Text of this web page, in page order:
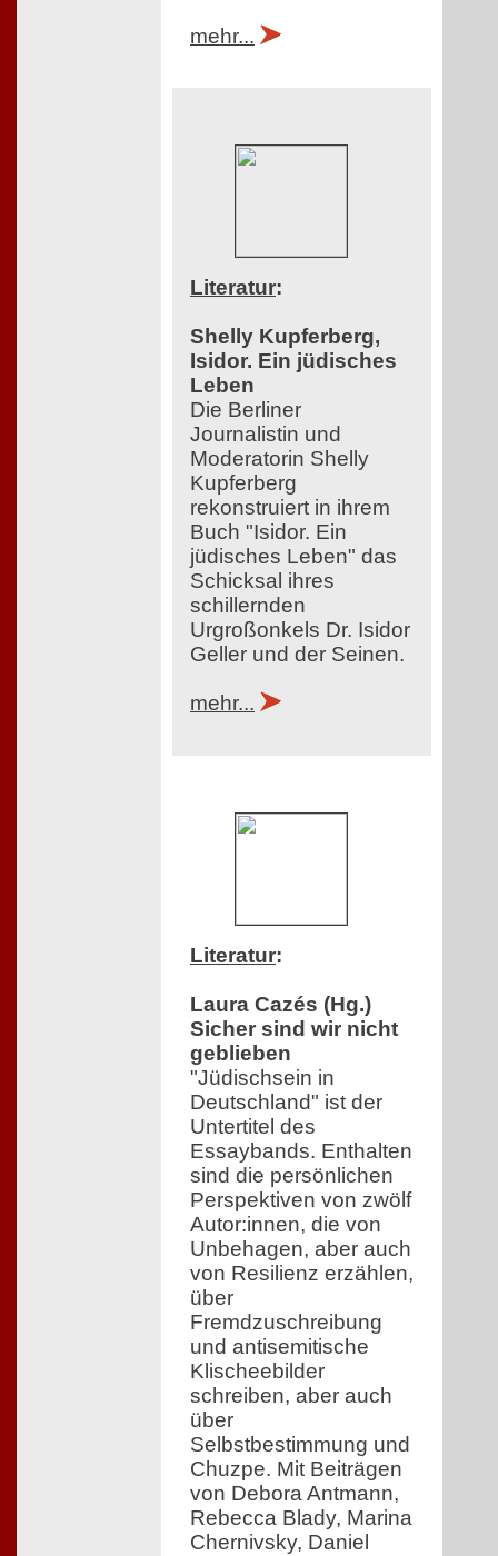
mehr...
Literatur:
Shelly Kupferberg,
Isidor. Ein jüdisches
Leben
Die Berliner
Journalistin und
Moderatorin Shelly
Kupferberg
rekonstruiert in ihrem
Buch "Isidor. Ein
jüdisches Leben" das
Schicksal ihres
schillernden
Urgroßonkels Dr. Isidor
Geller und der Seinen.
mehr...
Literatur:
Laura Cazés (Hg.)
Sicher sind wir nicht
geblieben
"Jüdischsein in
Deutschland" ist der
Untertitel des
Essaybands. Enthalten
sind die persönlichen
Perspektiven von zwölf
Autor:innen, die von
Unbehagen, aber auch
von Resilienz erzählen,
über
Fremdzuschreibung
und antisemitische
Klischeebilder
schreiben, aber auch
über
Selbstbestimmung und
Chuzpe. Mit Beiträgen
von Debora Antmann,
Rebecca Blady, Marina
Chernivsky, Daniel